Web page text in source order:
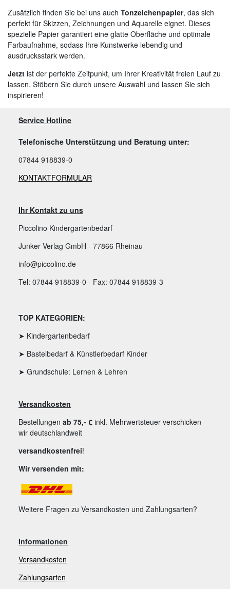
Zusätzlich finden Sie bei uns auch Tonzeichenpapier, das sich
perfekt für Skizzen, Zeichnungen und Aquarelle eignet. Dieses
spezielle Papier garantiert eine glatte Oberfläche und optimale
Farbaufnahme, sodass Ihre Kunstwerke lebendig und
ausdrucksstark werden.
Jetzt ist der perfekte Zeitpunkt, um Ihrer Kreativität freien Lauf zu
lassen. Stöbern Sie durch unsere Auswahl und lassen Sie sich
inspirieren!
Service Hotline
Telefonische Unterstützung und Beratung unter:
07844 918839-0
KONTAKTFORMULAR
Ihr Kontakt zu uns
Piccolino Kindergartenbedarf
Junker Verlag GmbH - 77866 Rheinau
info@piccolino.de
Tel: 07844 918839-0 - Fax: 07844 918839-3
TOP KATEGORIEN:
➤ Kindergartenbedarf
➤ Bastelbedarf & Künstlerbedarf Kinder
➤ Grundschule: Lernen & Lehren
Versandkosten
Bestellungen ab 75,- € inkl. Mehrwertsteuer verschicken
wir deutschlandweit
versandkostenfrei!
Wir versenden mit:
Weitere Fragen zu Versandkosten und Zahlungsarten?
Informationen
Versandkosten
Zahlungsarten